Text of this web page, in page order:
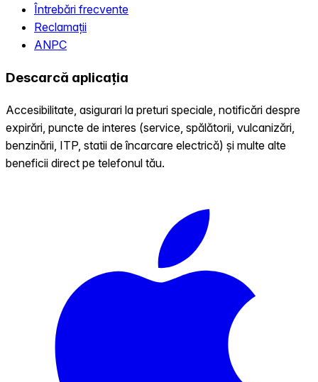
Întrebări frecvente
Reclamații
ANPC
Descarcă aplicația
Accesibilitate, asigurari la preturi speciale, notificări despre
expirări, puncte de interes (service, spălătorii, vulcanizări,
benzinării, ITP, statii de încarcare electrică) și multe alte
beneficii direct pe telefonul tău.